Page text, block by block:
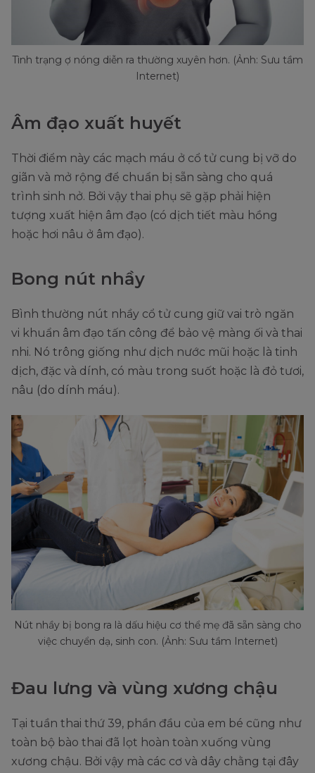
Tình trạng ợ nóng diễn ra thường xuyên hơn. (Ảnh: Sưu tầm
Internet)
Âm đạo xuất huyết
Thời điểm này các mạch máu ở cổ tử cung bị vỡ do
giãn và mở rộng để chuẩn bị sẵn sàng cho quá
trình sinh nở. Bởi vậy thai phụ sẽ gặp phải hiện
tượng xuất hiện âm đạo (có dịch tiết màu hồng
hoặc hơi nâu ở âm đạo).
Bong nút nhầy
Bình thường nút nhầy cổ tử cung giữ vai trò ngăn
vi khuẩn âm đạo tấn công để bảo vệ màng ối và thai
nhi. Nó trông giống như dịch nước mũi hoặc là tinh
dịch, đặc và dính, có màu trong suốt hoặc là đỏ tươi,
nâu (do dính máu).
Nút nhầy bị bong ra là dấu hiệu cơ thể mẹ đã sẵn sàng cho
việc chuyển dạ, sinh con. (Ảnh: Sưu tầm Internet)
Đau lưng và vùng xương chậu
Tại tuần thai thứ 39, phần đầu của em bé cũng như
toàn bộ bào thai đã lọt hoàn toàn xuống vùng
xương chậu. Bởi vậy mà các cơ và dây chằng tại đây